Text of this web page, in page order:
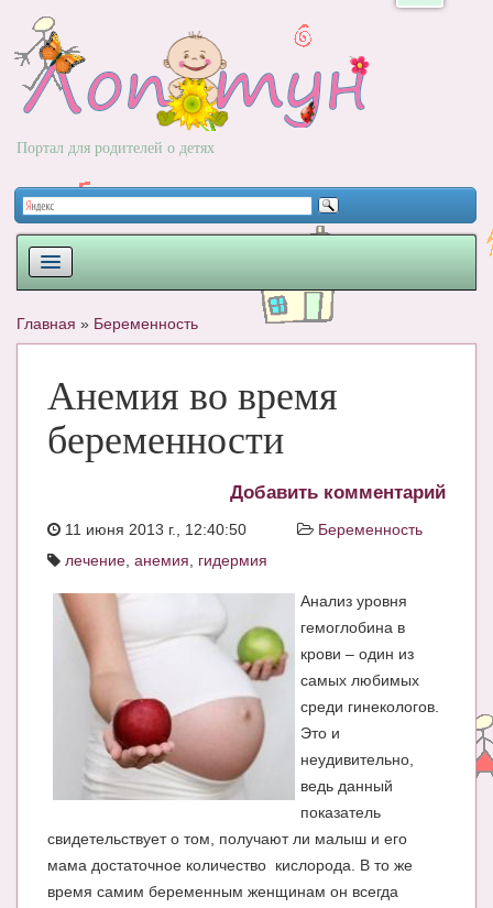
Портал для родителей о детях
НОВОРОЖДЕННЫЙ
РАЗВИТИЕ
ЧАТ
КНИГИ
Рекомендовано
Сказки
ПСИХОЛОГИЯ
ЗДОРОВЬЕ
МОДА И КРАСОТА
БЛОГИ
Главная » Беременность
Анемия во время
беременности
Добавить комментарий
11 июня 2013 г., 12:40:50
Беременность
лечение анемия гидермия
Анализ уровня
гемоглобина в
крови – один из
самых любимых
среди гинекологов.
Это и
неудивительно,
ведь данный
показатель
свидетельствует о том, получают ли малыш и его
мама достаточное количество кислорода. В то же
время самим беременным женщинам он всегда